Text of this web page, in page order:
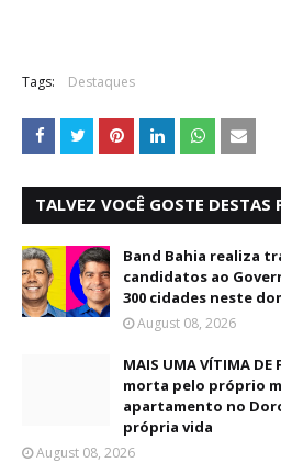
Tags: Destaques
TALVEZ VOCÊ GOSTE DESTAS
Band Bahia realiza
candidatos ao
300 cidades neste
August 08, 2026
MAIS UMA VÍTIMA
morta pelo próprio
apartamento no
própria vida
August 08, 2026